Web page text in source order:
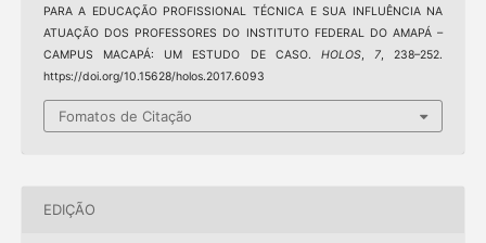
PARA A EDUCAÇÃO PROFISSIONAL TÉCNICA E SUA INFLUÊNCIA NA
ATUAÇÃO DOS PROFESSORES DO INSTITUTO FEDERAL DO AMAPÁ –
CAMPUS MACAPÁ: UM ESTUDO DE CASO. HOLOS, 7, 238–252.
https://doi.org/10.15628/holos.2017.6093
Fomatos de Citação
EDIÇÃO